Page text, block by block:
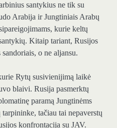
santykius ne tik su
Arabija ir Jungtiniais Arabų
kurie keltų
Kitaip tariant, Rusijos
o ne aljansu.
Rytų susivienijimą laikė
blaivi. Rusija pasmerktų
paramą Jungtinėms
tačiau tai nepaverstų
konfrontacija su JAV.